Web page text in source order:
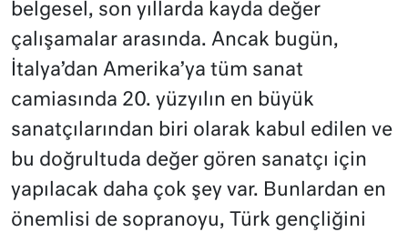
belgesel, son yıllarda kayda değer
çalışamalar arasında. Ancak bugün,
İtalya’dan Amerika’ya tüm sanat
camiasında 20. yüzyılın en büyük
sanatçılarından biri olarak kabul edilen ve
bu doğrultuda değer gören sanatçı için
yapılacak daha çok şey var. Bunlardan en
önemlisi de sopranoyu, Türk gençliğini